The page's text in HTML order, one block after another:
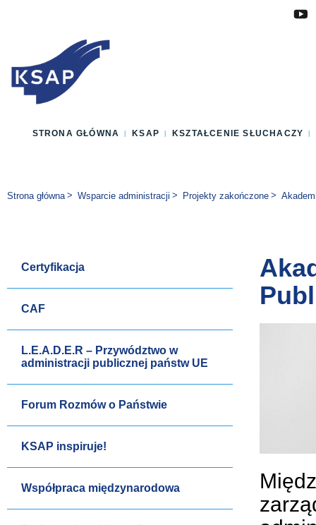
STRONA GŁÓWNA KSAP KSZTAŁCENIE SŁUCHACZY
Jesteś tutaj:
Strona główna Wsparcie administracji Projekty zakończone
Certyfikacja
CAF
L.E.A.D.E.R – Przywództwo w
administracji publicznej państw UE
Forum Rozmów o Państwie
KSAP inspiruje!
Współpraca międzynarodowa